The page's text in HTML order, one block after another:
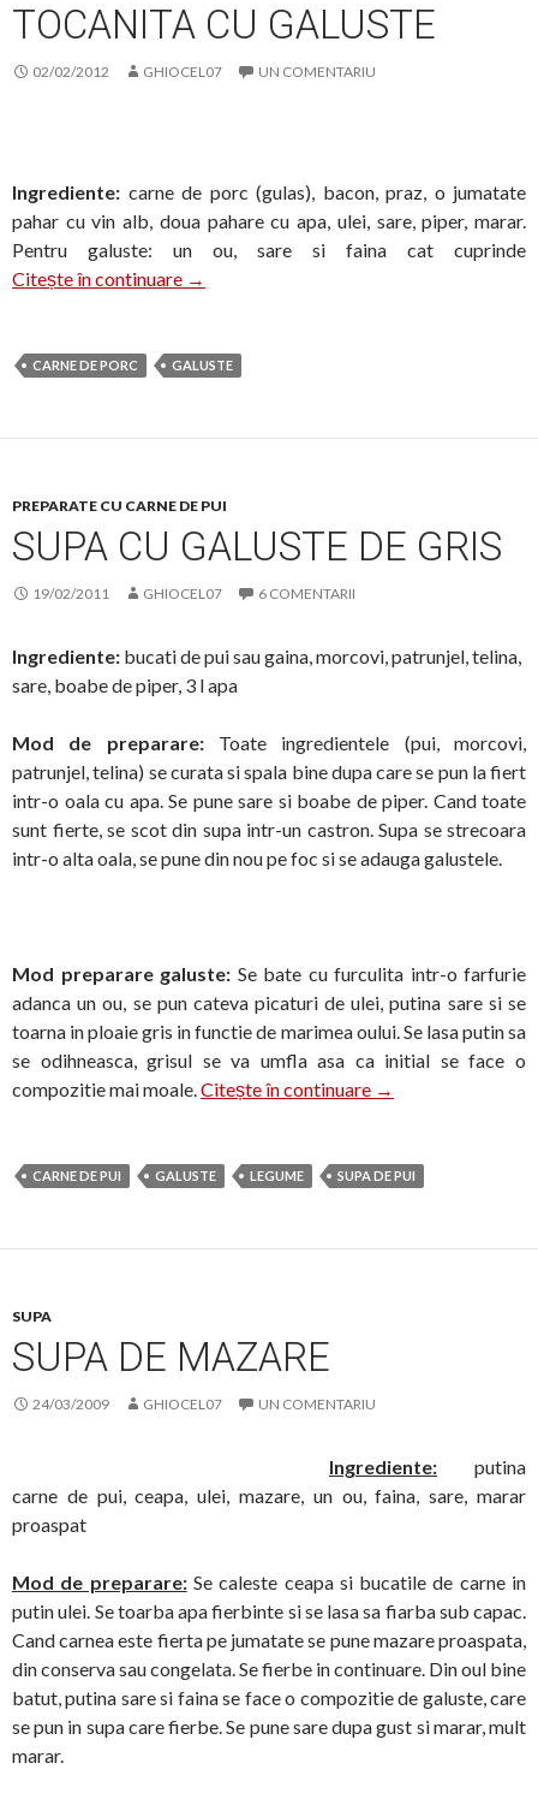
TOCANITA CU GALUSTE
02/02/2012 GHIOCEL07 UN COMENTARIU
Ingrediente: carne de porc (gulas), bacon, praz, o jumatate
pahar cu vin alb, doua pahare cu apa, ulei, sare, piper, marar.
Pentru galuste: un ou, sare si faina cat cuprinde
Citește în continuare Tocanita cu galuste
→
CARNE DE PORC GALUSTE
PREPARATE CU CARNE DE PUI
SUPA CU GALUSTE DE GRIS
19/02/2011 GHIOCEL07 6 COMENTARII
Ingrediente: bucati de pui sau gaina, morcovi, patrunjel, telina,
sare, boabe de piper, 3 l apa
Mod de preparare:Toate ingredientele (pui, morcovi,
patrunjel, telina) se curata si spala bine dupa care se pun la fiert
intr-o oala cu apa. Se pune sare si boabe de piper. Cand toate
sunt fierte, se scot din supa intr-un castron. Supa se strecoara
intr-o alta oala, se pune din nou pe foc si se adauga galustele.
Mod preparare galuste: Se bate cu furculita intr-o farfurie
adanca un ou, se pun cateva picaturi de ulei, putina sare si se
toarna in ploaie gris in functie de marimea oului. Se lasa putin sa
se odihneasca, grisul se va umfla asa ca initial se face o
compozitie mai moale.Citește în continuare Supa cu galuste de
→
CARNE DE PUI GALUSTE LEGUME SUPA DE PUI
SUPA
SUPA DE MAZARE
24/03/2009 GHIOCEL07 UN COMENTARIU
Ingrediente: putina
carne de pui, ceapa, ulei, mazare, un ou, faina, sare, marar
proaspat
Mod de preparare:Se caleste ceapa si bucatile de carne in
putin ulei. Se toarba apa fierbinte si se lasa sa fiarba sub capac.
Cand carnea este fierta pe jumatate se pune mazare proaspata,
din conserva sau congelata. Se fierbe in continuare. Din oul bine
batut, putina sare si faina se face o compozitie de galuste, care
se pun in supa care fierbe. Se pune sare dupa gust si marar, mult
marar.